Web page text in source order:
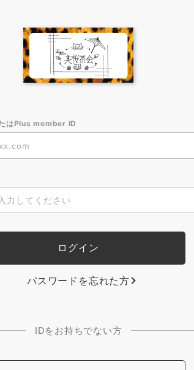
はPlus member ID
パスワードを忘れた方
IDをお持ちでない方